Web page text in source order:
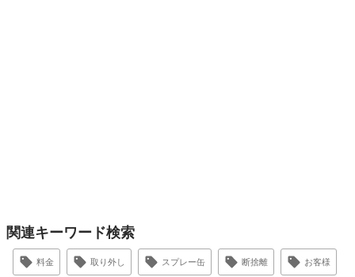
関連キーワード検索
料金 取り外し スプレー缶 断捨離 お客様